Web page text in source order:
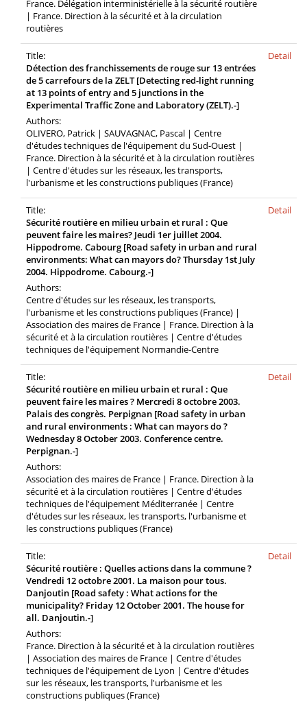
France. Délégation interministérielle à la sécurité routière
| France. Direction à la sécurité et à la circulation
routières
Title:
Détection des franchissements de rouge sur 13 entrées
de 5 carrefours de la ZELT [Detecting red-light running
at 13 points of entry and 5 junctions in the
Experimental Traffic Zone and Laboratory (ZELT).-]
Authors:
OLIVERO, Patrick | SAUVAGNAC, Pascal | Centre
d'études techniques de l'équipement du Sud-Ouest |
France. Direction à la sécurité et à la circulation routières
| Centre d'études sur les réseaux, les transports,
l'urbanisme et les constructions publiques (France)
Detail
Title:
Sécurité routière en milieu urbain et rural : Que
peuvent faire les maires? Jeudi 1er juillet 2004.
Hippodrome. Cabourg [Road safety in urban and rural
environments: What can mayors do? Thursday 1st July
2004. Hippodrome. Cabourg.-]
Authors:
Centre d'études sur les réseaux, les transports,
l'urbanisme et les constructions publiques (France) |
Association des maires de France | France. Direction à la
sécurité et à la circulation routières | Centre d'études
techniques de l'équipement Normandie-Centre
Detail
Title:
Sécurité routière en milieu urbain et rural : Que
peuvent faire les maires ? Mercredi 8 octobre 2003.
Palais des congrès. Perpignan [Road safety in urban
and rural environments : What can mayors do ?
Wednesday 8 October 2003. Conference centre.
Perpignan.-]
Authors:
Association des maires de France | France. Direction à la
sécurité et à la circulation routières | Centre d'études
techniques de l'équipement Méditerranée | Centre
d'études sur les réseaux, les transports, l'urbanisme et
les constructions publiques (France)
Detail
Title:
Sécurité routière : Quelles actions dans la commune ?
Vendredi 12 octobre 2001. La maison pour tous.
Danjoutin [Road safety : What actions for the
municipality? Friday 12 October 2001. The house for
all. Danjoutin.-]
Authors:
France. Direction à la sécurité et à la circulation routières
| Association des maires de France | Centre d'études
techniques de l'équipement de Lyon | Centre d'études
sur les réseaux, les transports, l'urbanisme et les
constructions publiques (France)
Detail